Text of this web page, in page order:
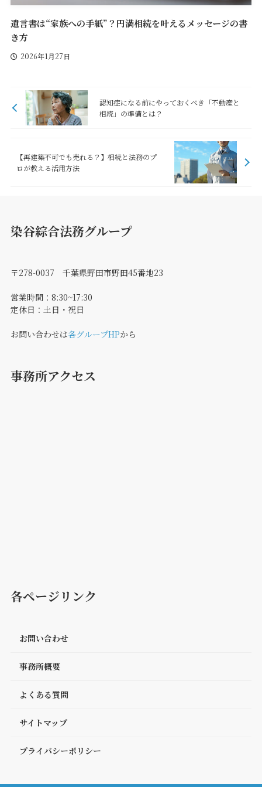
遺言書は“家族への手紙”？円満相続を叶えるメッセージの書
き方
2026年1月27日
認知症になる前にやっておくべき「不動産と
相続」の準備とは？
【再建築不可でも売れる？】相続と法務のプ
ロが教える活用方法
染谷綜合法務グループ
〒278-0037 千葉県野田市野田45番地23
営業時間：8:30~17:30
定休日：土日・祝日
お問い合わせは各グループHPから
事務所アクセス
各ページリンク
お問い合わせ
事務所概要
よくある質問
サイトマップ
プライバシーポリシー